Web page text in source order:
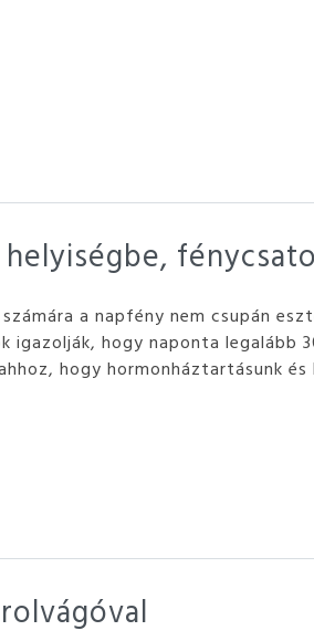
a napfény nem csupán
igazolják, hogy naponta legalább
hogy hormonháztartásunk